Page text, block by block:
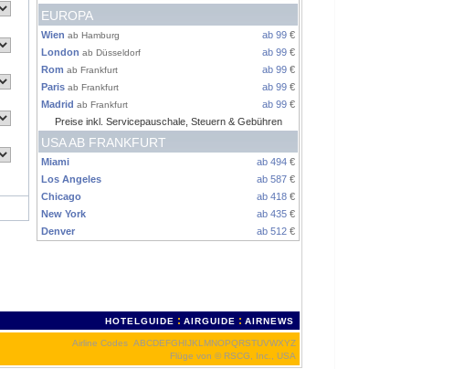
EUROPA
Wien ab Hamburg ab 99 €
London ab Düsseldorf ab 99 €
Rom ab Frankfurt ab 99 €
Paris ab Frankfurt ab 99 €
Madrid ab Frankfurt ab 99 €
Preise inkl. Servicepauschale, Steuern & Gebühren
USA AB FRANKFURT
Miami ab 494 €
Los Angeles
ab 587 €
Chicago
ab 418 €
New York
ab 435 €
Denver
ab 512 €
HOTELGUIDE : AIRGUIDE : AIRNEWS
Airline Codes ABCDEFGHIJKL MNOPQRSTUVWXYZ
Flüge von © RSCG, Inc., USA